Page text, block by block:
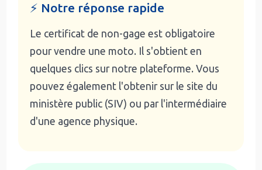
⚡ Notre réponse rapide
Le certificat de non-gage est obligatoire
pour vendre une moto. Il s'obtient en
quelques clics sur notre plateforme. Vous
pouvez également l'obtenir sur le site du
ministère public (SIV) ou par l'intermédiaire
d'une agence physique.